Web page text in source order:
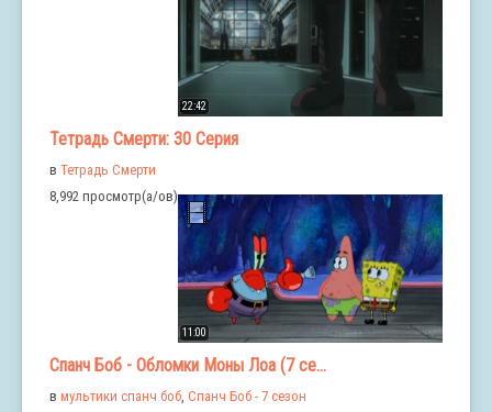
22:42
Тетрадь Смерти: 30 Серия
в Тетрадь Смерти
8,992 просмотр(а/ов)
11:00
Спанч Боб - Обломки Моны Лоа (7 се...
в мультики спанч боб Спанч Боб - 7 сезон